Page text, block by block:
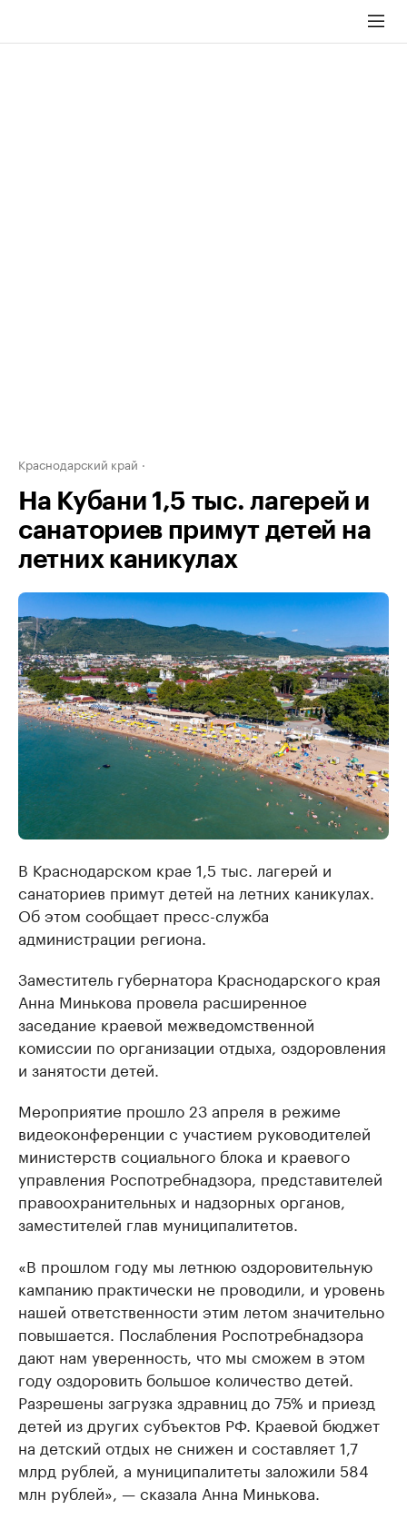
Краснодарский край
На Кубани 1,5 тыс. лагерей и
санаториев примут детей на
летних каникулах
В Краснодарском крае 1,5 тыс. лагерей и
санаториев примут детей на летних каникулах.
Об этом сообщает пресс-служба
администрации региона.
Заместитель губернатора Краснодарского края
Анна Минькова провела расширенное
заседание краевой межведомственной
комиссии по организации отдыха, оздоровления
и занятости детей.
Мероприятие прошло 23 апреля в режиме
видеоконференции с участием руководителей
министерств социального блока и краевого
управления Роспотребнадзора, представителей
правоохранительных и надзорных органов,
заместителей глав муниципалитетов.
«В прошлом году мы летнюю оздоровительную
кампанию практически не проводили, и уровень
нашей ответственности этим летом значительно
повышается. Послабления Роспотребнадзора
дают нам уверенность, что мы сможем в этом
году оздоровить большое количество детей.
Разрешены загрузка здравниц до 75% и приезд
детей из других субъектов РФ. Краевой бюджет
на детский отдых не снижен и составляет 1,7
млрд рублей, а муниципалитеты заложили 584
млн рублей», — сказала Анна Минькова.